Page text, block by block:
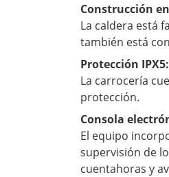
Construcción
La caldera está
también está
Protección IPX5:
La carrocería
protección.
Consola
El equipo
supervisión de
cuentahoras y